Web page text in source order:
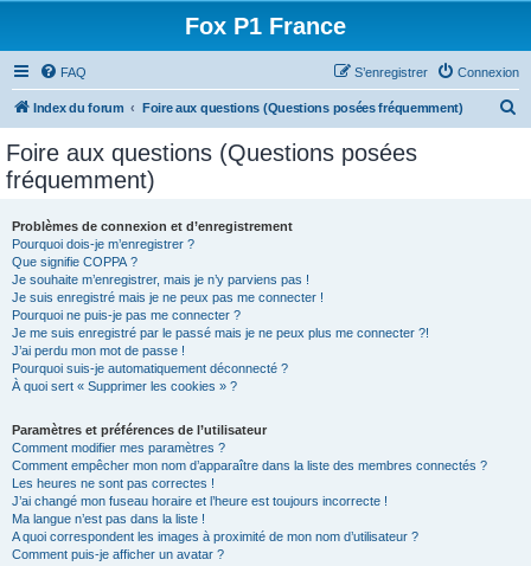
Fox P1 France
FAQ Connexion
S’enregistrer
Index du forum Foire aux questions (Questions posées fréquemment)
Foire aux questions (Questions posées
fréquemment)
Problèmes de connexion et d’enregistrement
Pourquoi dois-je m’enregistrer ?
Que signifie COPPA ?
Je souhaite m’enregistrer, mais je n’y parviens pas !
Je suis enregistré mais je ne peux pas me connecter !
Pourquoi ne puis-je pas me connecter ?
Je me suis enregistré par le passé mais je ne peux plus me connecter ?!
J’ai perdu mon mot de passe !
Pourquoi suis-je automatiquement déconnecté ?
À quoi sert « Supprimer les cookies » ?
Paramètres et préférences de l’utilisateur
Comment modifier mes paramètres ?
Comment empêcher mon nom d’apparaître dans la liste des membres connectés ?
Les heures ne sont pas correctes !
J’ai changé mon fuseau horaire et l’heure est toujours incorrecte !
Ma langue n’est pas dans la liste !
A quoi correspondent les images à proximité de mon nom d’utilisateur ?
Comment puis-je afficher un avatar ?